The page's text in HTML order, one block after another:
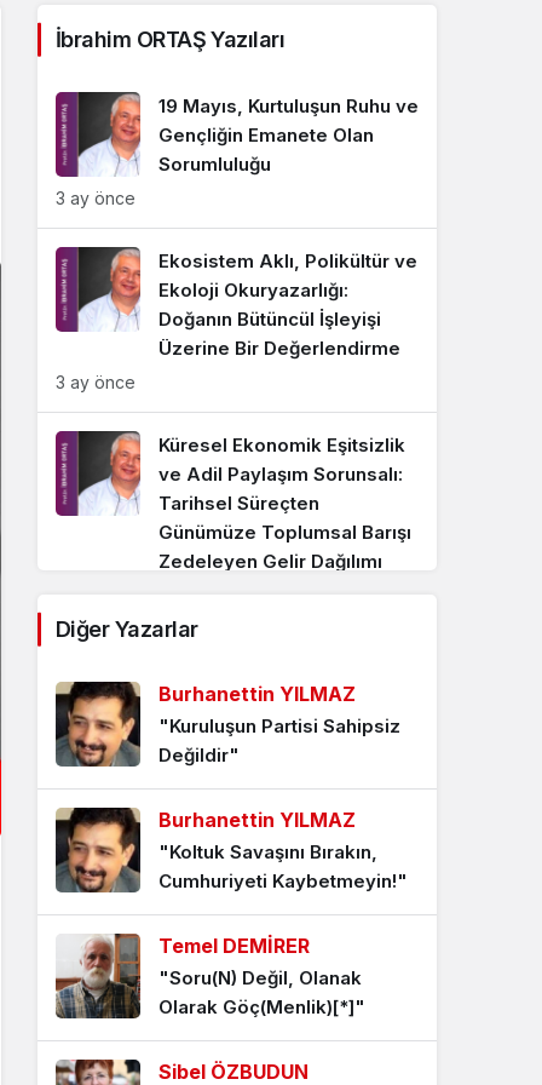
Sistem Modu
Sistem modunu seçin.
İbrahim ORTAŞ Yazıları
19 Mayıs, Kurtuluşun Ruhu ve
Gençliğin Emanete Olan
Sorumluluğu
3 ay önce
Ekosistem Aklı, Polikültür ve
Ekoloji Okuryazarlığı:
Doğanın Bütüncül İşleyişi
Üzerine Bir Değerlendirme
3 ay önce
Küresel Ekonomik Eşitsizlik
ve Adil Paylaşım Sorunsalı:
Tarihsel Süreçten
Günümüze Toplumsal Barışı
Zedeleyen Gelir Dağılımı
3 ay önce
“Egemenlik Kayıtsız Şartsız”
Halkı İradesi: Tebaadan
Yurttaşa Zihinsel Değişim
Felsefesi Sandıktan Daha
4 ay önce
Büyük Engel Olan
Otosansür; Yaratıcılığı Yok
Ederek Gelecekte
Toplumsal ve Ekonomik
Sorunlara Yol Açabilir
4 ay önce
Diğer Yazarlar
Burhanettin YILMAZ
"Kuruluşun Partisi Sahipsiz
Değildir"
Burhanettin YILMAZ
"Koltuk Savaşını Bırakın,
Cumhuriyeti Kaybetmeyin!"
Temel DEMİRER
"Soru(N) Değil, Olanak
Olarak Göç(Menlik)[*]"
Sibel ÖZBUDUN